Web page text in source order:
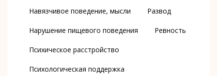
Навязчивое поведение, мысли Развод
Нарушение пищевого поведения Ревность
Психическое расстройство
Психологическая поддержка